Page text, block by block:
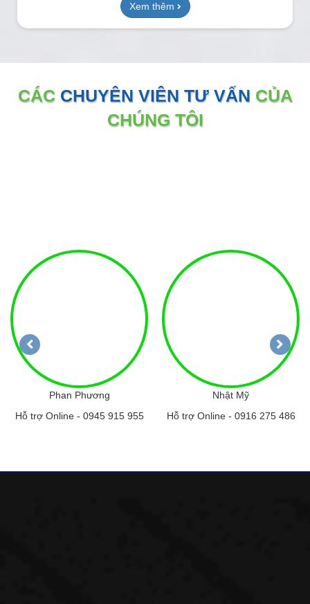
Xem thêm
CÁC CHUYÊN VIÊN TƯ VẤN CỦA
CHÚNG TÔI
Phan Phương
Hỗ trợ Online - 0945 915 955
Nhật Mỹ
Hỗ trợ Online - 0916 275 486